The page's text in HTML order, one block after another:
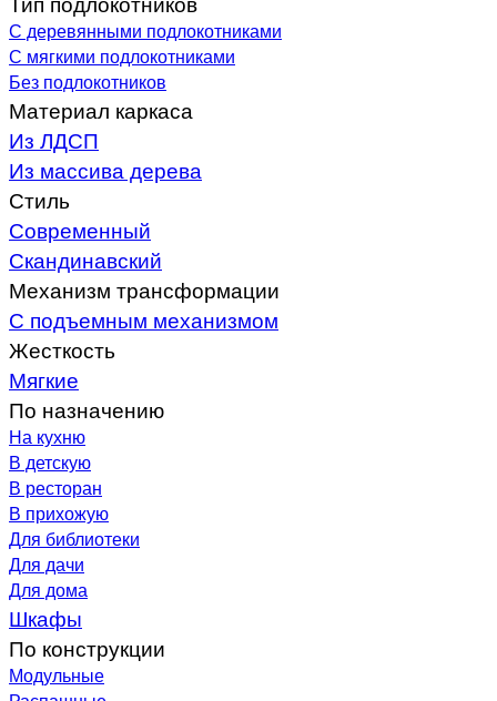
С деревянными подлокотниками
С мягкими подлокотниками
Без подлокотников
Материал каркаса
Из ЛДСП
Из массива дерева
Стиль
Современный
Скандинавский
Механизм трансформации
С подъемным механизмом
Жесткость
Мягкие
По назначению
На кухню
В детскую
В ресторан
В прихожую
Для библиотеки
Для дачи
Для дома
Шкафы
По конструкции
Модульные